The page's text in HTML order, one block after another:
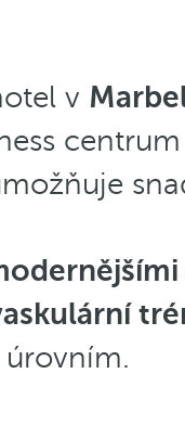
v
úrovním.